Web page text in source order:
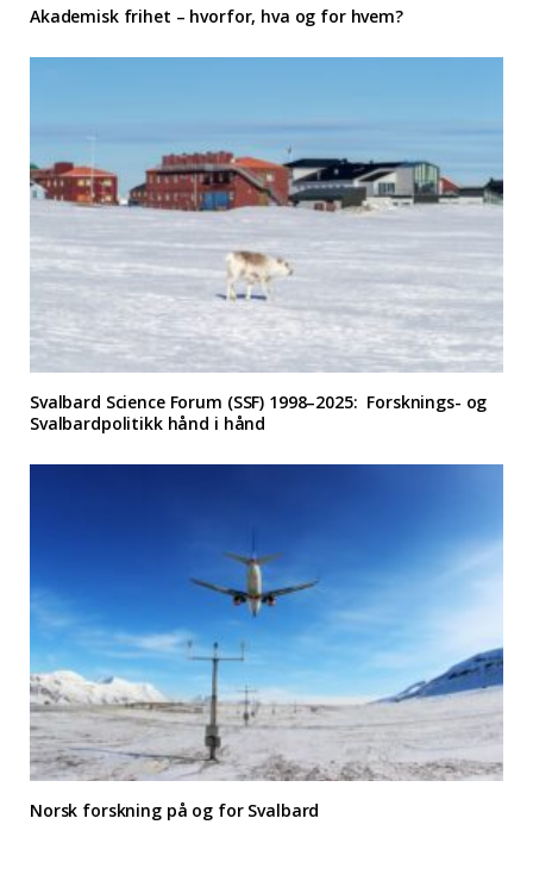
Akademisk frihet – hvorfor, hva og for hvem?
Svalbard Science Forum (SSF) 1998–2025: Forsknings- og
Svalbardpolitikk hånd i hånd
Norsk forskning på og for Svalbard